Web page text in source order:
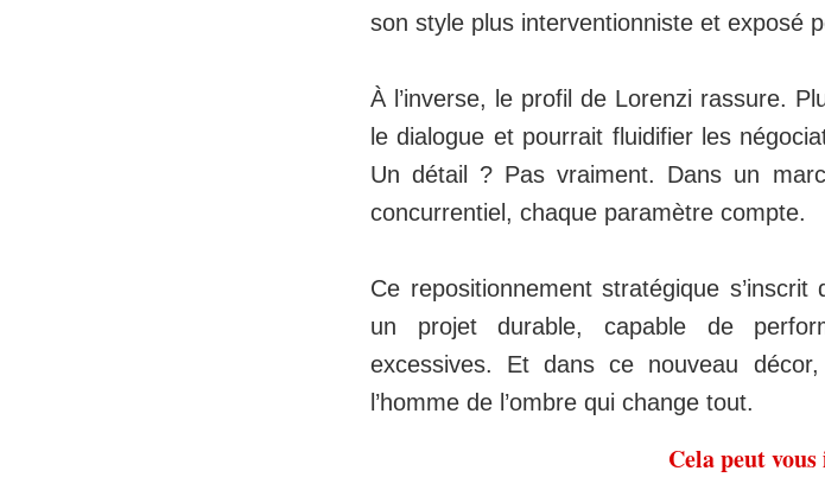
son style plus interventionniste et exposé
À l’inverse, le profil de Lorenzi rassure.
le dialogue et pourrait fluidifier les
Un détail ? Pas vraiment. Dans un
concurrentiel, chaque paramètre compte.
Ce repositionnement stratégique
un projet durable, capable de
excessives. Et dans ce nouveau
l’homme de l’ombre qui change tout.
Cela peut